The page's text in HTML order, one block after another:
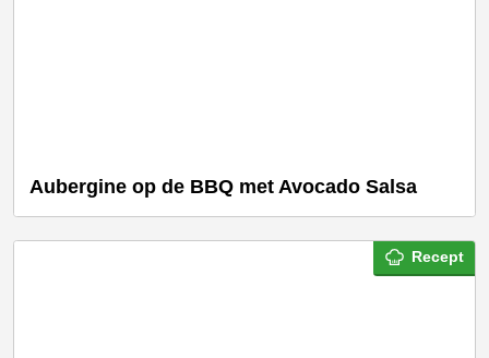
Aubergine op de BBQ met Avocado Salsa
Recept